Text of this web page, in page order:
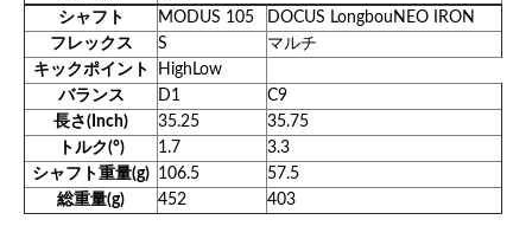
シャフト
MODUS 105
DOCUS LongbouNEO IRON
フレックス
S
マルチ
キックポイント
HighLow
バランス
D1
C9
長さ(Inch)
35.25
35.75
トルク(°)
1.7
3.3
シャフト重量(g) 106.5
57.5
総重量(g)
452 403